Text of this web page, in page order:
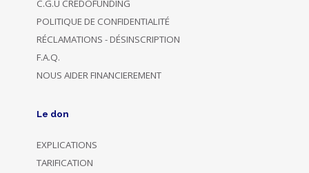
C.G.U CREDOFUNDING
POLITIQUE DE CONFIDENTIALITÉ
RÉCLAMATIONS - DÉSINSCRIPTION
F.A.Q.
NOUS AIDER FINANCIEREMENT
Le don
EXPLICATIONS
TARIFICATION